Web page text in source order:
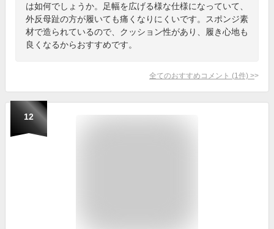
は如何でしょうか。足幅を広げる様な仕様になっていて、
外反母趾の方が履いても痛くなりにくいです。スポンジ素
材で造られているので、クッション性があり、履き心地も
良くなるからおすすめです。
全てのおすすめコメント (1 件) >
12